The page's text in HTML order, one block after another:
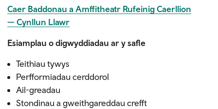
Caer Baddonau a Amffitheatr Rufeinig Caerllion
— Cynllun Llawr
Esiamplau o digwyddiadau ar y safle
Teithiau tywys
Perfformiadau cerddorol
Ail-greadau
Stondinau a gweithgareddau crefft